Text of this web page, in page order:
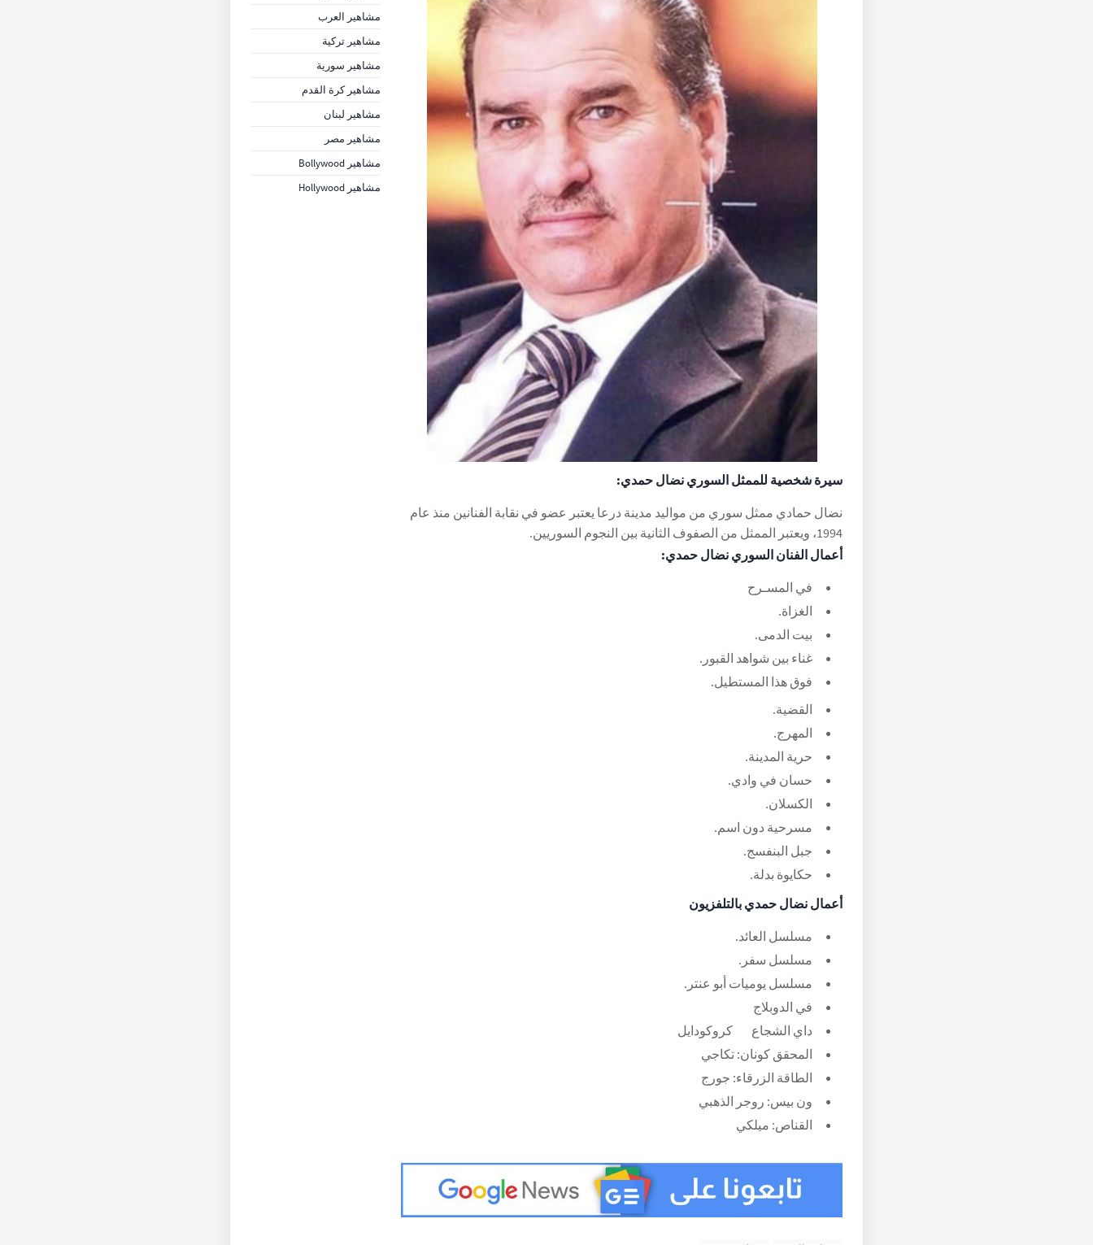
سيرة شخصية للممثل السوري نضال حمدي:
نضال حمادي ممثل سوري من مواليد مدينة درعا يعتبر عضو في نقابة الفنانين منذ عام
1994، ويعتبر الممثل من الصفوف الثانية بين النجوم السوريين.
أعمال الفنان السوري نضال حمدي:
في المسـرح
الغزاة.
بيت الدمى.
غناء بين شواهد القبور.
فوق هذا المستطيل.
القضية.
المهرج.
حرية المدينة.
حسان في وادي.
الكسلان.
مسرحية دون اسم.
جبل البنفسج.
حكايوة بدلة.
أعمال نضال حمدي بالتلفزيون
مسلسل العائد.
مسلسل سفر.
مسلسل يوميات أبو عنتر.
في الدوبلاج
داي الشجاع
كروكودايل
المحقق كونان: تكاجي
الطاقة الزرقاء: جورج
ون بيس: روجر الذهبي
القناص: ميلكي
مشاهير العرب
مشاهير تركية
مشاهير سورية
مشاهير كرة القدم
مشاهير لبنان
مشاهير مصر
مشاهير Bollywood
مشاهير Hollywood